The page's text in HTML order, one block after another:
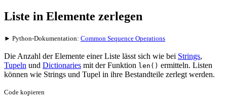
Liste in Elemente zerlegen
► Python-Dokumentation: Common Sequence Operations
Die Anzahl der Elemente einer Liste lässt sich wie bei Strings,
Tupeln und Dictionaries mit der Funktion len() ermitteln. Listen
können wie Strings und Tupel in ihre Bestandteile zerlegt werden.
Code kopieren